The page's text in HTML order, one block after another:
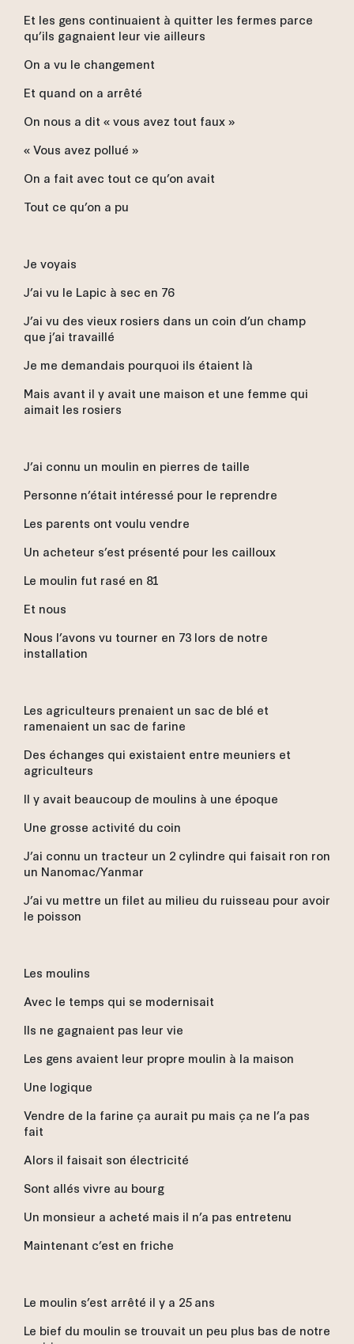
Et les gens continuaient à quitter les fermes parce
qu’ils gagnaient leur vie ailleurs
On a vu le changement
Et quand on a arrêté
On nous a dit « vous avez tout faux »
« Vous avez pollué »
On a fait avec tout ce qu’on avait
Tout ce qu’on a pu
Je voyais
J’ai vu le Lapic à sec en 76
J’ai vu des vieux rosiers dans un coin d’un champ
que j’ai travaillé
Je me demandais pourquoi ils étaient là
Mais avant il y avait une maison et une femme qui
aimait les rosiers
J’ai connu un moulin en pierres de taille
Personne n’était intéressé pour le reprendre
Les parents ont voulu vendre
Un acheteur s’est présenté pour les cailloux
Le moulin fut rasé en 81
Et nous
Nous l’avons vu tourner en 73 lors de notre
installation
Les agriculteurs prenaient un sac de blé et
ramenaient un sac de farine
Des échanges qui existaient entre meuniers et
agriculteurs
Il y avait beaucoup de moulins à une époque
Une grosse activité du coin
J’ai connu un tracteur un 2 cylindre qui faisait ron ron
un Nanomac/Yanmar
J’ai vu mettre un filet au milieu du ruisseau pour avoir
le poisson
Les moulins
Avec le temps qui se modernisait
Ils ne gagnaient pas leur vie
Les gens avaient leur propre moulin à la maison
Une logique
Vendre de la farine ça aurait pu mais ça ne l’a pas
fait
Alors il faisait son électricité
Sont allés vivre au bourg
Un monsieur a acheté mais il n’a pas entretenu
Maintenant c’est en friche
Le moulin s’est arrêté il y a 25 ans
Le bief du moulin se trouvait un peu plus bas de notre